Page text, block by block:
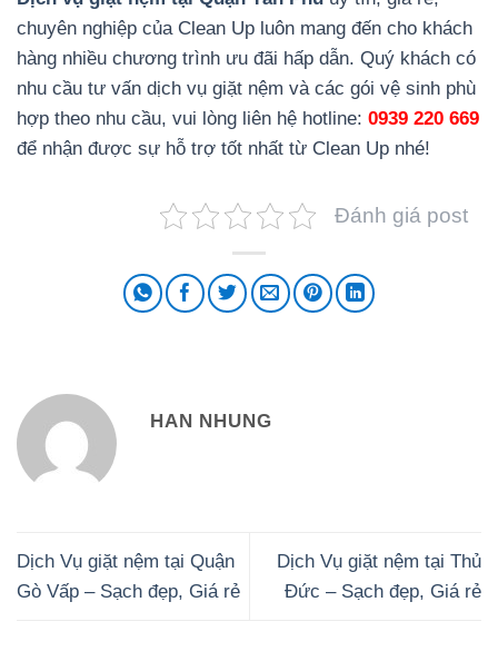
chuyên nghiệp của Clean Up luôn mang đến cho khách
hàng nhiều chương trình ưu đãi hấp dẫn. Quý khách có
nhu cầu tư vấn dịch vụ giặt nệm và các gói vệ sinh phù
hợp theo nhu cầu, vui lòng liên hệ hotline: 0939 220 669
để nhận được sự hỗ trợ tốt nhất từ Clean Up nhé!
Đánh giá post
HAN NHUNG
Dịch Vụ giặt nệm tại Quận
Gò Vấp – Sạch đẹp, Giá rẻ
Dịch Vụ giặt nệm tại Thủ
Đức – Sạch đẹp, Giá rẻ